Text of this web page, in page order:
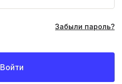
Забыли пароль?
Войти